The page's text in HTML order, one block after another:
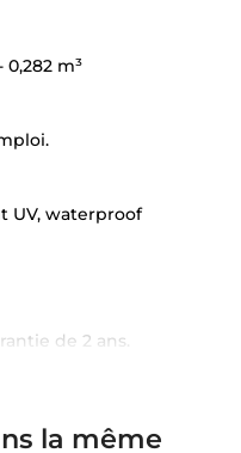
0,282 m³
UV, waterproof
de 2 ans.
la même